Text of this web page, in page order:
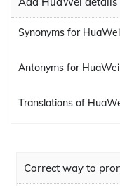
Synonyms for HuaWei
Antonyms for HuaWei
Translations of
Correct way to